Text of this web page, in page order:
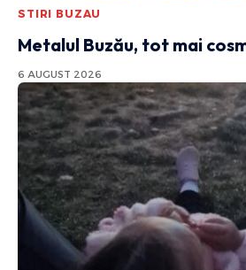
STIRI BUZAU
Metalul Buzău, tot mai
6 AUGUST 2026